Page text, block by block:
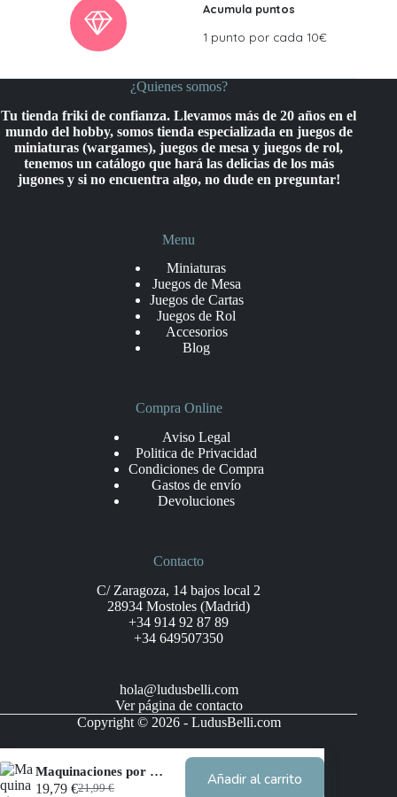
Acumula puntos
1 punto por cada 10€
¿Quienes somos?
Tu tienda friki de confianza. Llevamos más de 20 años en el
mundo del hobby, somos tienda especializada en juegos de
miniaturas (wargames), juegos de mesa y juegos de rol,
tenemos un catálogo que hará las delicias de los más
jugones y si no encuentra algo, no dude en preguntar!
Menu
Miniaturas
Juegos de Mesa
Juegos de Cartas
Juegos de Rol
Accesorios
Blog
Compra Online
Aviso Legal
Politica de Privacidad
Condiciones de Compra
Gastos de envío
Devoluciones
Contacto
C/ Zaragoza, 14 bajos local 2
28934 Mostoles (Madrid)
+34 914 92 87 89
+34 649507350
hola@ludusbelli.com
Ver página de contacto
Copyright © 2026 - LudusBelli.com
Maquinaciones por el tiempo
21,99€
19,79 € Añadir al carrito